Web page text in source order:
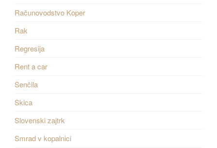
Računovodstvo Koper
Rak
Regresija
Rent a car
Senčila
Skica
Slovenski zajtrk
Smrad v kopalnici